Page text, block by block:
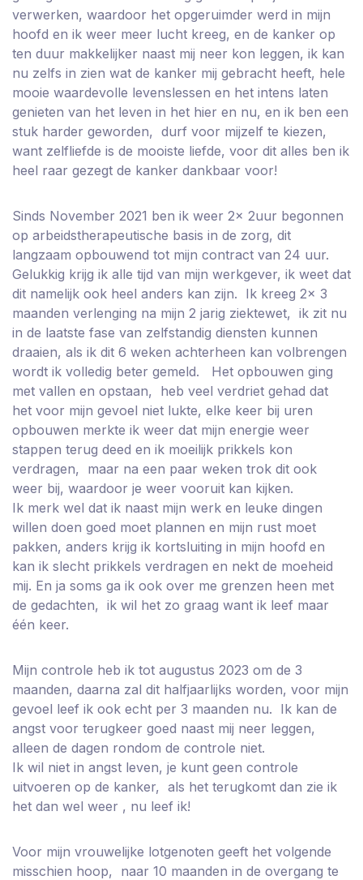
verwerken, waardoor het opgeruimder werd in mijn
hoofd en ik weer meer lucht kreeg, en de kanker op
ten duur makkelijker naast mij neer kon leggen, ik kan
nu zelfs in zien wat de kanker mij gebracht heeft, hele
mooie waardevolle levenslessen en het intens laten
genieten van het leven in het hier en nu, en ik ben een
stuk harder geworden, durf voor mijzelf te kiezen,
want zelfliefde is de mooiste liefde, voor dit alles ben ik
heel raar gezegt de kanker dankbaar voor!
Sinds November 2021 ben ik weer 2x 2uur begonnen
op arbeidstherapeutische basis in de zorg, dit
langzaam opbouwend tot mijn contract van 24 uur.
Gelukkig krijg ik alle tijd van mijn werkgever, ik weet dat
dit namelijk ook heel anders kan zijn. Ik kreeg 2x 3
maanden verlenging na mijn 2 jarig ziektewet, ik zit nu
in de laatste fase van zelfstandig diensten kunnen
draaien, als ik dit 6 weken achterheen kan volbrengen
wordt ik volledig beter gemeld. Het opbouwen ging
met vallen en opstaan, heb veel verdriet gehad dat
het voor mijn gevoel niet lukte, elke keer bij uren
opbouwen merkte ik weer dat mijn energie weer
stappen terug deed en ik moeilijk prikkels kon
verdragen, maar na een paar weken trok dit ook
weer bij, waardoor je weer vooruit kan kijken.
Ik merk wel dat ik naast mijn werk en leuke dingen
willen doen goed moet plannen en mijn rust moet
pakken, anders krijg ik kortsluiting in mijn hoofd en
kan ik slecht prikkels verdragen en nekt de moeheid
mij. En ja soms ga ik ook over me grenzen heen met
de gedachten, ik wil het zo graag want ik leef maar
één keer.
Mijn controle heb ik tot augustus 2023 om de 3
maanden, daarna zal dit halfjaarlijks worden, voor mijn
gevoel leef ik ook echt per 3 maanden nu. Ik kan de
angst voor terugkeer goed naast mij neer leggen,
alleen de dagen rondom de controle niet.
Ik wil niet in angst leven, je kunt geen controle
uitvoeren op de kanker, als het terugkomt dan zie ik
het dan wel weer , nu leef ik!
Voor mijn vrouwelijke lotgenoten geeft het volgende
misschien hoop, naar 10 maanden in de overgang te